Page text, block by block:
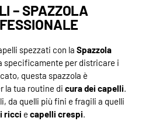
– SPAZZOLA
spezzati con la Spazzola
specificamente per districare i
questa spazzola è
la tua routine di cura dei capelli.
da quelli più fini e fragili a quelli
ricci e capelli crespi.